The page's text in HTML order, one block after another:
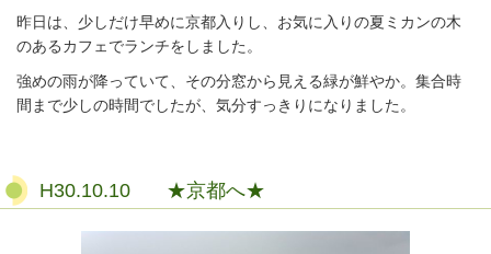
昨日は、少しだけ早めに京都入りし、お気に入りの夏ミカンの木
のあるカフェでランチをしました。
強めの雨が降っていて、その分窓から見える緑が鮮やか。集合時
間まで少しの時間でしたが、気分すっきりになりました。
H30.10.10 ★京都へ★